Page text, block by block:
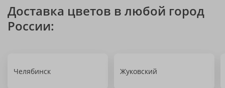
Доставка цветов в любой город
России:
Челябинск Жуковский